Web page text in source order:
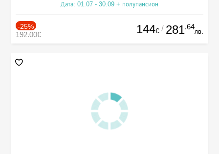
Дата: 01.07 - 30.09 + полупансион
-25%
192.00€ 144€ / 281.64
лв.